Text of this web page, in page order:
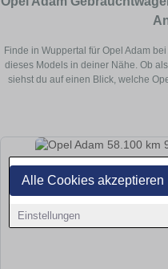
Alle Cookies akzeptieren
Einstellungen
Finde in Wuppertal für Opel Adam
dieses Models in deiner Nähe. Ob
siehst du auf einen Blick, welche